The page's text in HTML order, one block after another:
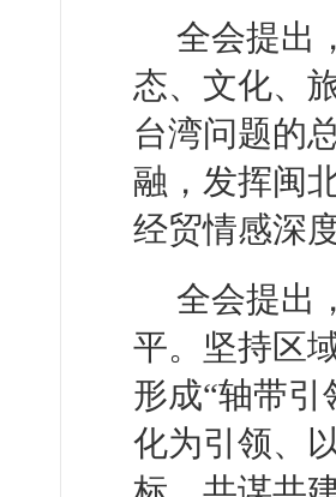
全会提出
态、文化、
台湾问题的
融，发挥闽
经贸情感深
全会提出
平。坚持区
形成“轴带
化为引领、